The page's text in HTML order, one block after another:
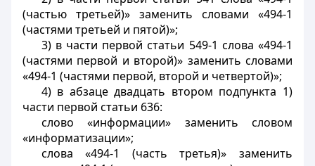
(частью третьей)» заменить словами «494-1
(частями третьей и пятой)»;
3) в части первой статьи 549-1 слова «494-1
(частями первой и второй)» заменить словами
«494-1 (частями первой, второй и четвертой)»;
4) в абзаце двадцать втором подпункта 1)
части первой статьи 636:
слово «информации» заменить словом
«информатизации»;
слова «494-1 (часть третья)» заменить